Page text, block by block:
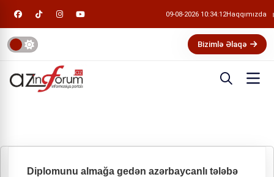
09-08-2026 10:34:13Haqqımızda
Bizimlə Əlaqə
Diplomunu almağa gedən azərbaycanlı tələbə